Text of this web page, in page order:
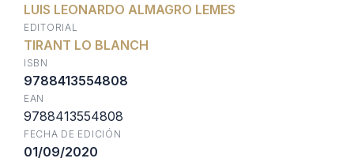
original
era:
$55.700.
actual
LUIS LEONARDO ALMAGRO LEMES
EDITORIAL
TIRANT LO BLANCH
ISBN
9788413554808
EAN
9788413554808
FECHA DE EDICIÓN
01/09/2020